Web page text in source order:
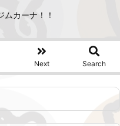
ムカーナ！！
Next Search